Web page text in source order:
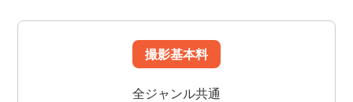
撮影基本料
全ジャンル共通